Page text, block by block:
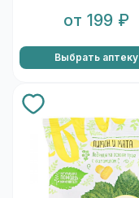
от 199 ₽
Выбрать аптеку